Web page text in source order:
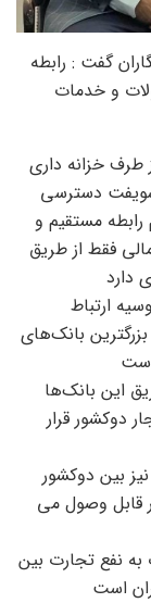
گفت : رابطه
و خدمات
طرف خزانه داری
دسترسی
مستقیم و
فقط از طریق
دارد
ارتباط
بانک‌های
است
این بانک‌ها
دوکشور قرار
بین دوکشور
قابل وصول می
به نفع تجارت بین
است